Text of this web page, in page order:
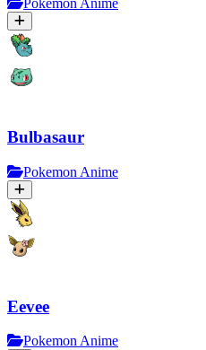
Bulbasaur
Pokemon Anime
Eevee
Pokemon Anime